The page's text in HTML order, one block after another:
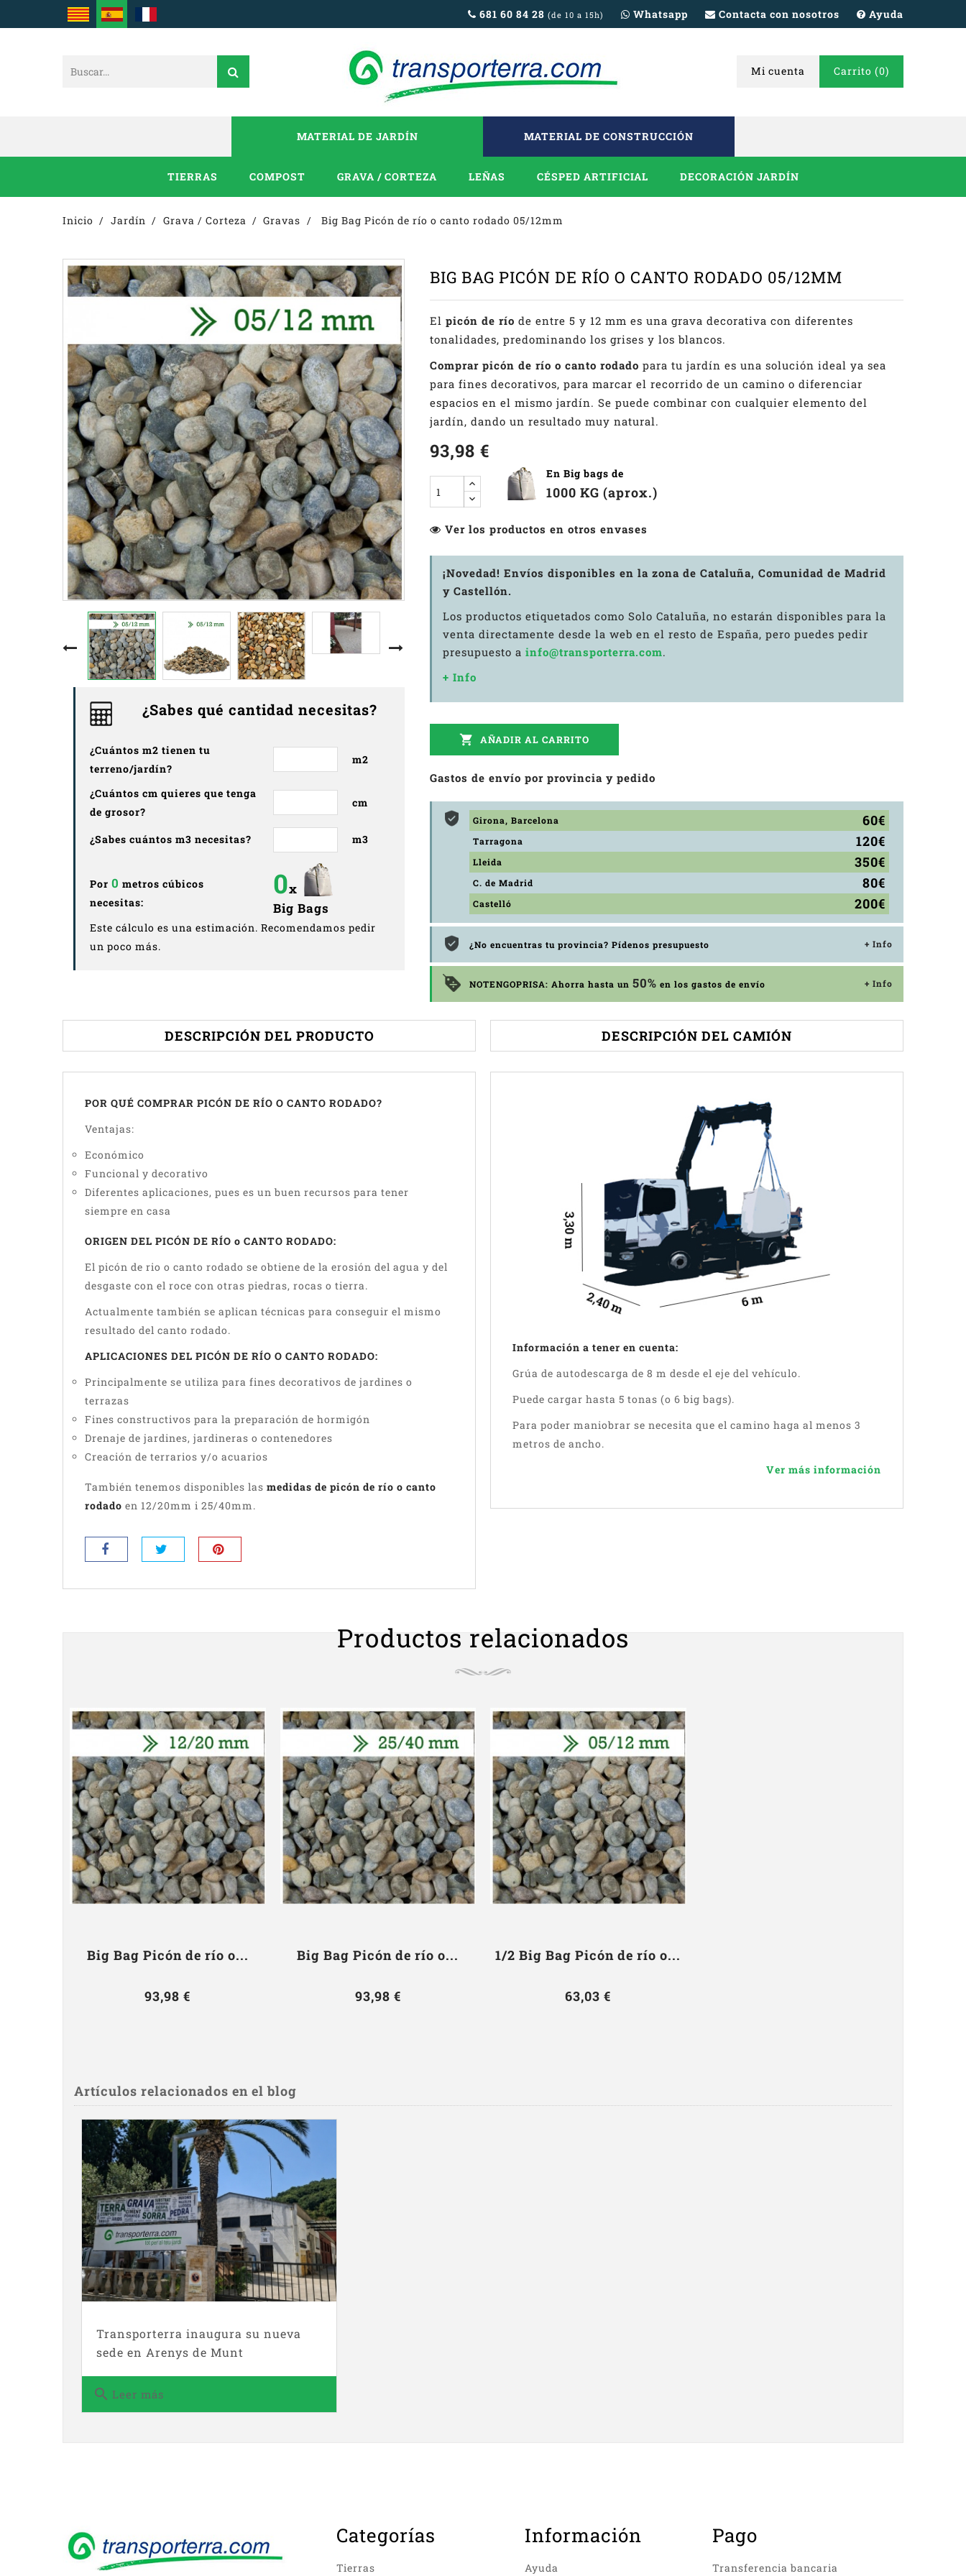
681 60 84 28 (de 10 a 15h) Whatsapp Contacta con nosotros Ayuda
Carrito (0)
Mi cuenta
MATERIAL DE JARDÍN MATERIAL DE CONSTRUCCIÓN
TIERRAS COMPOST GRAVA / CORTEZA LEÑAS CÉSPED ARTIFICIAL DECORACIÓN JARDÍN
Inicio Jardín Grava / Corteza Gravas Big Bag Picón de río o canto rodado 05/12mm
BIG BAG PICÓN DE RÍO O CANTO RODADO 05/12MM
El picón de río de entre 5 y 12 mm es una grava decorativa con diferentes
tonalidades, predominando los grises y los blancos.
Comprar picón de río o canto rodado para tu jardín es una solución ideal ya sea
para fines decorativos, para marcar el recorrido de un camino o diferenciar
espacios en el mismo jardín. Se puede combinar con cualquier elemento del
jardín, dando un resultado muy natural.
93,98 €
En Big bags de
1000 KG (aprox.)
Ver los productos en otros envases
¡Novedad! Envíos disponibles en la zona de Cataluña, Comunidad de Madrid
y Castellón.
Los productos etiquetados como Solo Cataluña, no estarán disponibles para la
venta directamente desde la web en el resto de España, pero puedes pedir
presupuesto a info@transporterra.com.
+ Info
 AÑADIR AL CARRITO
Gastos de envío por provincia y pedido
Girona, Barcelona 60€
Tarragona 120€
Lleida 350€
C. de Madrid 80€
Castelló 200€
¿No encuentras tu provincia? Pídenos presupuesto + Info
NOTENGOPRISA: Ahorra hasta un 50% en los gastos de envío + Info
¿Sabes qué cantidad necesitas?
¿Cuántos m2 tienen tu
terreno/jardín?
m2
¿Cuántos cm quieres que tenga
de grosor?
cm
¿Sabes cuántos m3 necesitas? m3
Por 0 metros cúbicos
necesitas:
0x
Big Bags
Este cálculo es una estimación. Recomendamos pedir
un poco más.
DESCRIPCIÓN DEL PRODUCTO
POR QUÉ COMPRAR PICÓN DE RÍO O CANTO RODADO?
Ventajas:
Económico
Funcional y decorativo
Diferentes aplicaciones, pues es un buen recursos para tener
siempre en casa
ORIGEN DEL PICÓN DE RÍO o CANTO RODADO:
El picón de rio o canto rodado se obtiene de la erosión del agua y del
desgaste con el roce con otras piedras, rocas o tierra.
Actualmente también se aplican técnicas para conseguir el mismo
resultado del canto rodado.
APLICACIONES DEL PICÓN DE RÍO O CANTO RODADO:
Principalmente se utiliza para fines decorativos de jardines o
terrazas
Fines constructivos para la preparación de hormigón
Drenaje de jardines, jardineras o contenedores
Creación de terrarios y/o acuarios
También tenemos disponibles las medidas de picón de río o canto
rodado en 12/20mm i 25/40mm.
DESCRIPCIÓN DEL CAMIÓN
Información a tener en cuenta:
Grúa de autodescarga de 8 m desde el eje del vehículo.
Puede cargar hasta 5 tonas (o 6 big bags).
Para poder maniobrar se necesita que el camino haga al menos 3
metros de ancho.
Ver más información
Productos relacionados
Big Bag Picón de río o...
93,98 €
Big Bag Picón de río o...
93,98 €
1/2 Big Bag Picón de río o...
63,03 €
Artículos relacionados en el blog
Transporterra inaugura su nueva
sede en Arenys de Munt
search Leer más
Categorías
Tierras
Información
Ayuda
Pago
Transferencia bancaria